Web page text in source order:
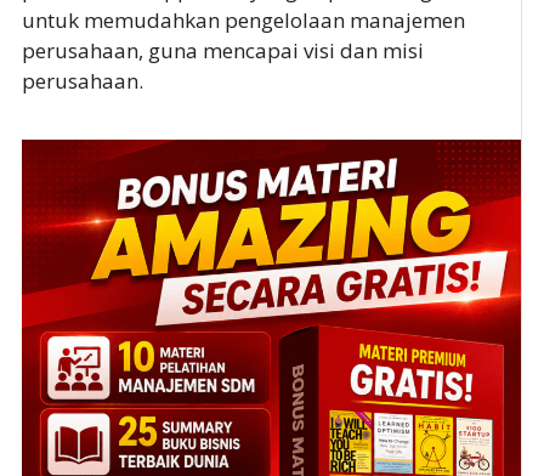
untuk memudahkan pengelolaan manajemen
perusahaan, guna mencapai visi dan misi
perusahaan.